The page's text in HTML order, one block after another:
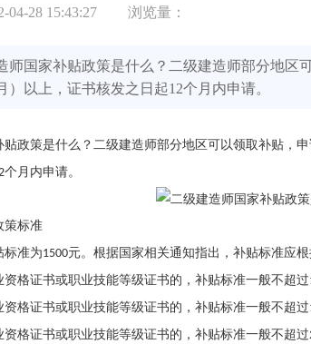
04-28 15:43:27 浏览量：
师国家补贴政策是什么？二级建造师部分地区
）以上，证书核发之日起12个月内申请。
贴政策是什么？二级建造师部分地区可以领取补贴，
个月内申请。
策标准
标准为1500元。根据国家相关通知指出，补贴标准应
格证书或职业技能等级证书的，补贴标准一般不超过
格证书或职业技能等级证书的，补贴标准一般不超过
格证书或职业技能等级证书的，补贴标准一般不超过